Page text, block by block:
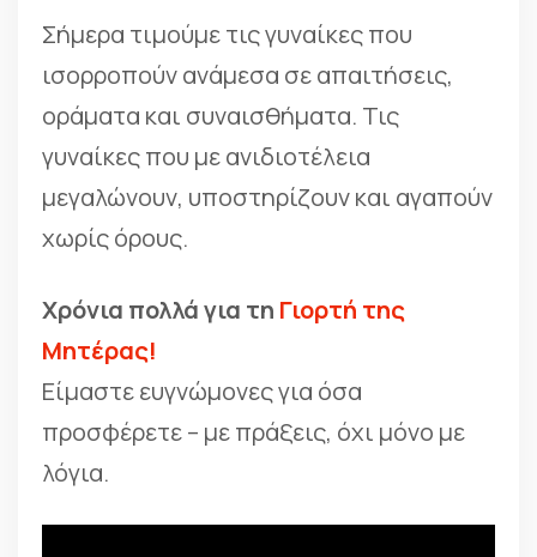
Σήμερα τιμούμε τις γυναίκες που
ισορροπούν ανάμεσα σε απαιτήσεις,
οράματα και συναισθήματα. Τις
γυναίκες που με ανιδιοτέλεια
μεγαλώνουν, υποστηρίζουν και αγαπούν
χωρίς όρους.
Χρόνια πολλά για τη Γιορτή της
Μητέρας!
Είμαστε ευγνώμονες για όσα
προσφέρετε – με πράξεις, όχι μόνο με
λόγια.